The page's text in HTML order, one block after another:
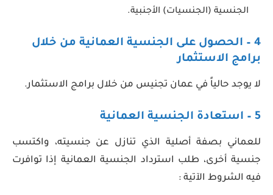
الجنسية (الجنسيات) الأجنبية.
4 – الحصول على الجنسية العمانية من خلال
برامج الاستثمار
لا يوجد حالياً في عمان تجنيس من خلال برامج الاستثمار.
5 – استعادة الجنسية العمانية
للعماني بصفة أصلية الذي تنازل عن جنسيته، واكتسب
جنسية أخرى، طلب استرداد الجنسية العمانية إذا توافرت
فيه الشروط الآتية :